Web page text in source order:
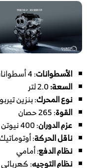
الأسطوانات: 4 أسطوانات
السعة:2.0 لتر
نوع المحرك: بنزين تيربو
القوة: 265 حصان
عزم الدوران: 400 نيوتن متر
ناقل الحركة: أوتوماتيك
نظام الدفع: أمامي
نظام التوجيه: كهربائي